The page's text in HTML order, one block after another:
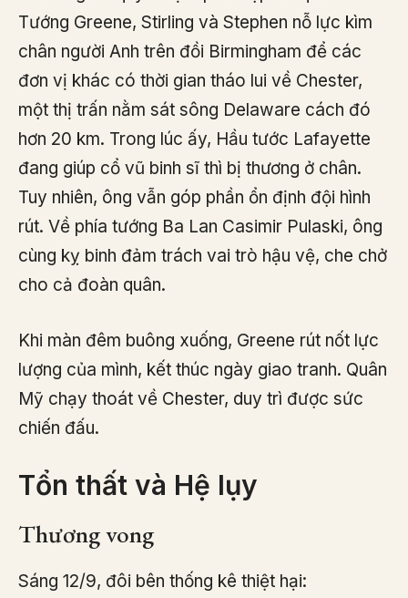
Tướng Greene, Stirling và Stephen nỗ lực kìm
chân người Anh trên đồi Birmingham để các
đơn vị khác có thời gian tháo lui về Chester,
một thị trấn nằm sát sông Delaware cách đó
hơn 20 km. Trong lúc ấy, Hầu tước Lafayette
đang giúp cổ vũ binh sĩ thì bị thương ở chân.
Tuy nhiên, ông vẫn góp phần ổn định đội hình
rút. Về phía tướng Ba Lan Casimir Pulaski, ông
cùng kỵ binh đảm trách vai trò hậu vệ, che chở
cho cả đoàn quân.
Khi màn đêm buông xuống, Greene rút nốt lực
lượng của mình, kết thúc ngày giao tranh. Quân
Mỹ chạy thoát về Chester, duy trì được sức
chiến đấu.
Tổn thất và Hệ lụy
Thương vong
Sáng 12/9, đôi bên thống kê thiệt hại: